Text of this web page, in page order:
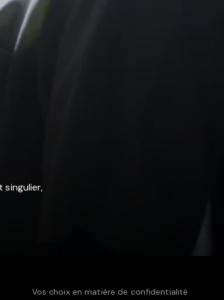
singulier,
Vos choix en matière de confidentialité